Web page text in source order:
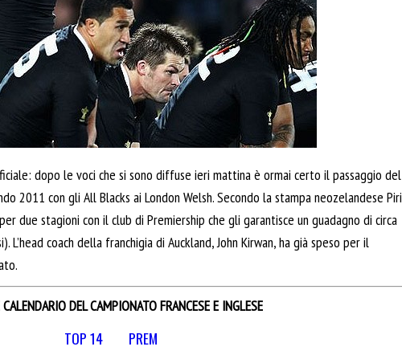
dopo le voci che si sono diffuse ieri mattina è ormai certo il passaggio del
2011 con gli All Blacks ai London Welsh. Secondo la stampa neozelandese Piri
due stagioni con il club di Premiership che gli garantisce un guadagno di circa
coach della franchigia di Auckland, John Kirwan, ha già speso per il
DEL CAMPIONATO FRANCESE E INGLESE
TOP 14 PREM